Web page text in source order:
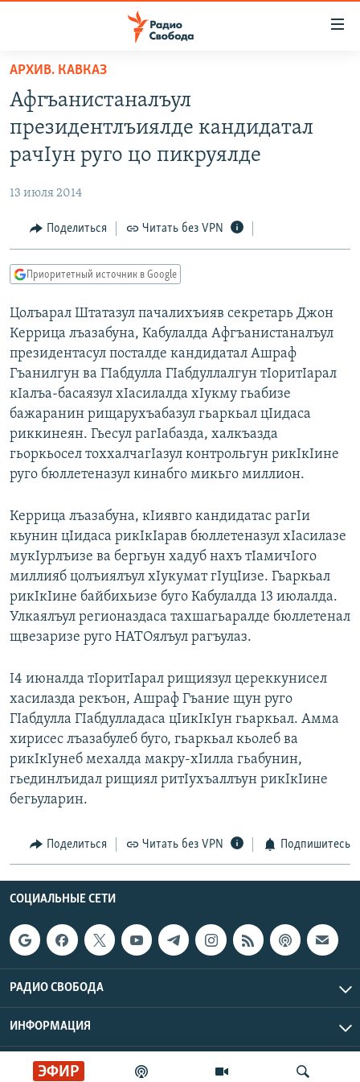
упрощенного
доступа
основному
Вернутся
Вернутся
поиску
ПРОГРАММЫ
ПОДКАСТЫ
АВТОРСКИЕ ПРОЕКТЫ
МНЕНИЯ
КУЛЬТУРА
КАВКАЗ.РЕАЛИИ
СЕВЕР.РЕАЛИИ
СИБИРЬ.РЕАЛИИ
РАСПИСАНИЕ ВЕЩАНИЯ
ПОДПИШИТЕСЬ НА РАССЫЛКУ
Все сайты РСЕ/РС
ЭФИР
АРХИВ. КАВКАЗ
Афгъанистаналъул
президентлъиялде кандидатал
рачIун руго цо пикруялде
13 июля 2014
Поделиться Читать без VPN
Приоритетный источник в Google
Цолъарал Штатазул пачалихъияв секретарь Джон
Керрица лъазабуна, Кабулалда Афгъанистаналъул
президентасул посталде кандидатал Ашраф
Гъанилгун ва ГIабдулла ГIабдуллалгун тIоритIарал
кIалъа-басаязул хIасилалда хIукму гьабизе
бажаранин рищарухъабазул гьаркьал цIидаса
риккинеян. Гьесул рагIабазда, халкъазда
гьоркьосел тоххалчагIазул контрольгун рикIкIине
руго бюллетеназул кинабго микьго миллион.
Керрица лъазабуна, кIиявго кандидатас рагIи
кьунин цIидаса рикIкIарав бюллетеназул хIасилазе
мукIурлъизе ва бергьун хадуб нахъ тIамичIого
миллияб цолъиялъул хIукумат гIуцIизе. Гьаркьал
рикIкIине байбихьизе буго Кабулалда 13 июлалда.
Улкаялъул регионаздаса тахшагьаралде бюллетенал
щвезаризе руго НАТОялъул рагъулаз.
I4 июналда тIоритIарал рищиязул цереккунисел
хасилазда рекъон, Ашраф Гъание щун руго
ГIабдулла ГIабдулладаса цIикIкIун гьаркьал. Амма
хирисес лъазабулеб буго, гьаркьал кьолеб ва
рикIкIунеб мехалда макру-хIилла гьабунин,
гьединлъидал рищиял ритIухъаллъун рикIкIине
бегьуларин.
Поделиться Читать без VPN Подпишитесь
СОЦИАЛЬНЫЕ СЕТИ
РАДИО СВОБОДА
ИНФОРМАЦИЯ
Радио Свобода © 2026 RFE/RL, Inc. | Все права защищены.